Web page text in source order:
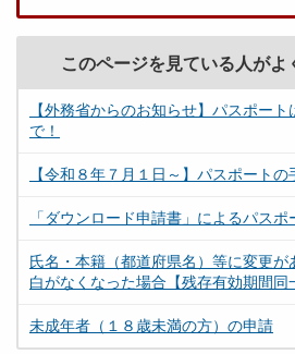
このページを見ている人がよ
【外務省からのお知らせ】パスポー
で！
【令和８年７月１日～】パスポート
「ダウンロード申請書」によるパス
氏名・本籍（都道府県名）等に変更が
白がなくなった場合【残存有効期間同
未成年者（１８歳未満の方）の申請